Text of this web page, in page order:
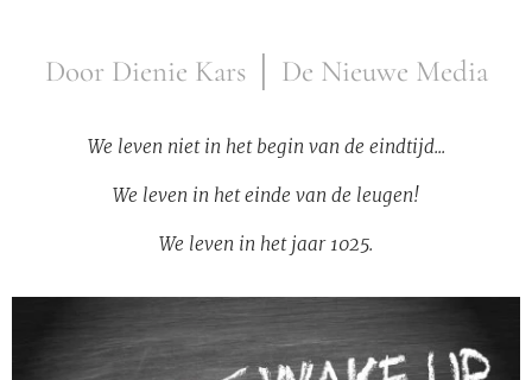
Door Dienie Kars │ De Nieuwe Media
We leven niet in het begin van de eindtijd...
We leven in het einde van de leugen!
We leven in het jaar 1025.